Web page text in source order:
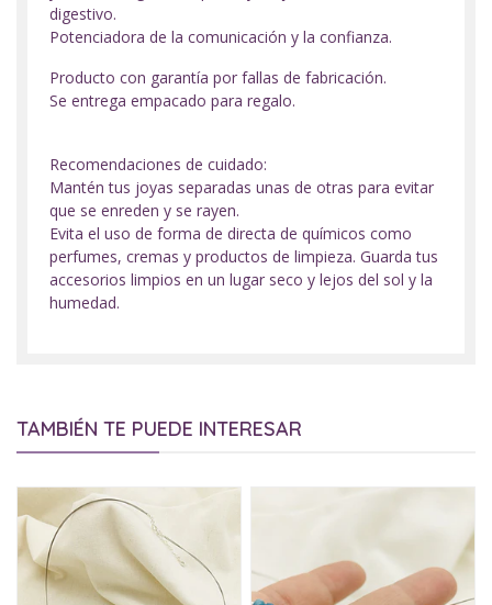
digestivo.
Potenciadora de la comunicación y la confianza.
Producto con garantía por fallas de fabricación.
Se entrega empacado para regalo.
Recomendaciones de cuidado:
Mantén tus joyas separadas unas de otras para evitar
que se enreden y se rayen.
Evita el uso de forma de directa de químicos como
perfumes, cremas y productos de limpieza. Guarda tus
accesorios limpios en un lugar seco y lejos del sol y la
humedad.
TAMBIÉN TE PUEDE INTERESAR